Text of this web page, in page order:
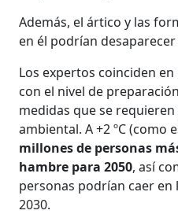
Además, el ártico y las
en él podrían
Los expertos coinciden
con el nivel de
medidas que se
ambiental. A +2 ºC (como
millones de personas
hambre para 2050, así
personas podrían caer
2030.